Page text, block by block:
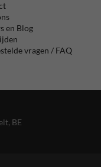
en Blog
vragen / FAQ
BE